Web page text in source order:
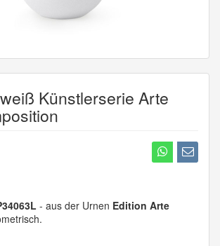
Künstlerserie Arte
- aus der Urnen Edition Arte